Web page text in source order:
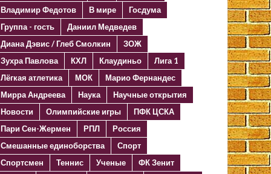
Владимир Федотов
В мире
Госдума
Группа - гость
Даниил Медведев
Диана Дэвис / Глеб Смолкин
ЗОЖ
Зухра Павлова
КХЛ Клаудиньо
Лига 1
Лёгкая атлетика
МОК
Марио Фернандес
Мирра Андреева
Наука
Научные открытия
Новости
Олимпийские игры
ПФК ЦСКА
Пари Сен-Жермен
РПЛ
Россия
Смешанные единоборства
Спорт
Спортсмен
Теннис Ученые
ФК Зенит